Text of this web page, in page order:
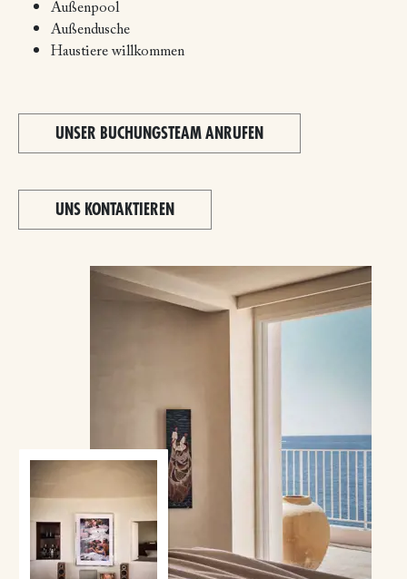
Außenpool
Außendusche
Haustiere willkommen
UNSER BUCHUNGSTEAM ANRUFEN
UNS KONTAKTIEREN